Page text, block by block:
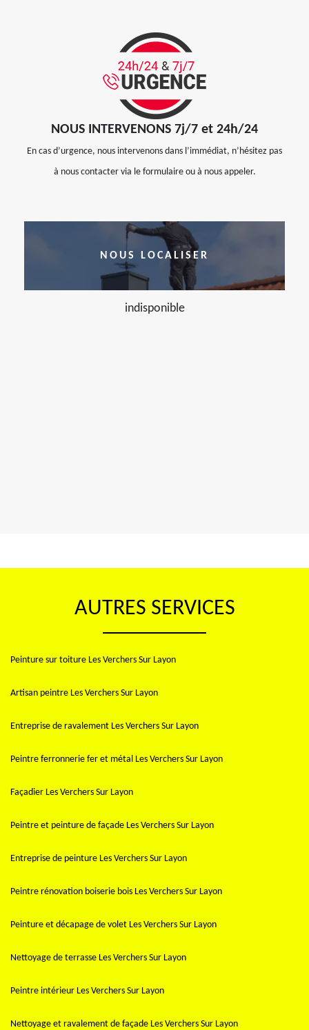
NOUS INTERVENONS 7j/7 et 24h/24
En cas d’urgence, nous intervenons dans l’immédiat, n’hésitez pas
à nous contacter via le formulaire ou à nous appeler.
NOUS LOCALISER
indisponible
AUTRES SERVICES
Peinture sur toiture Les Verchers Sur Layon
Artisan peintre Les Verchers Sur Layon
Entreprise de ravalement Les Verchers Sur Layon
Peintre ferronnerie fer et métal Les Verchers Sur Layon
Façadier Les Verchers Sur Layon
Peintre et peinture de façade Les Verchers Sur Layon
Entreprise de peinture Les Verchers Sur Layon
Peintre rénovation boiserie bois Les Verchers Sur Layon
Peinture et décapage de volet Les Verchers Sur Layon
Nettoyage de terrasse Les Verchers Sur Layon
Peintre intérieur Les Verchers Sur Layon
Nettoyage et ravalement de façade Les Verchers Sur Layon